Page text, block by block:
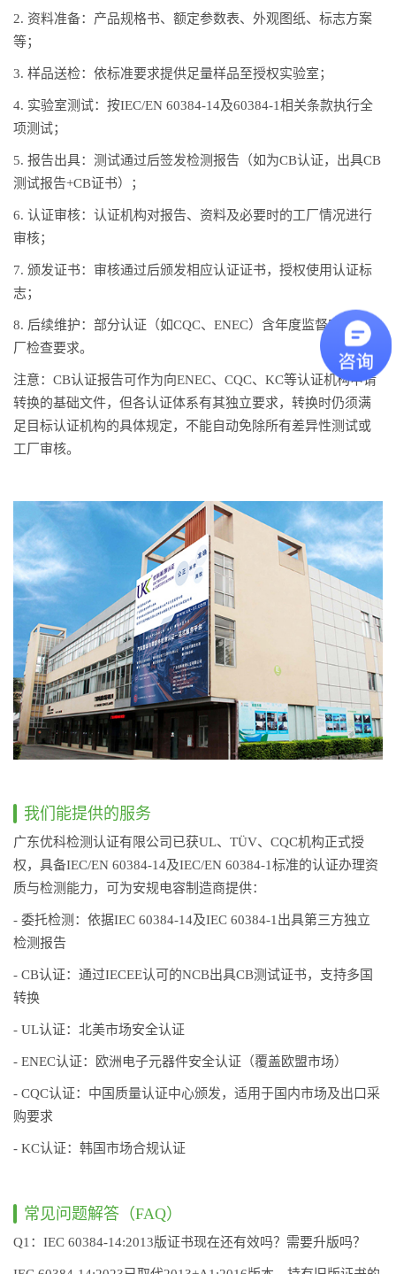
2. 资料准备：产品规格书、额定参数表、外观图纸、标志方案
等；
3. 样品送检：依标准要求提供足量样品至授权实验室；
4. 实验室测试：按IEC/EN 60384-14及60384-1相关条款执行全
项测试；
5. 报告出具：测试通过后签发检测报告（如为CB认证，出具CB
测试报告+CB证书）；
6. 认证审核：认证机构对报告、资料及必要时的工厂情况进行
审核；
7. 颁发证书：审核通过后颁发相应认证证书，授权使用认证标
志；
8. 后续维护：部分认证（如CQC、ENEC）含年度监督审查或工
厂检查要求。
注意：CB认证报告可作为向ENEC、CQC、KC等认证机构申请
转换的基础文件，但各认证体系有其独立要求，转换时仍须满
足目标认证机构的具体规定，不能自动免除所有差异性测试或
工厂审核。
我们能提供的服务
广东优科检测认证有限公司已获UL、TÜV、CQC机构正式授
权，具备IEC/EN 60384-14及IEC/EN 60384-1标准的认证办理资
质与检测能力，可为安规电容制造商提供：
- 委托检测：依据IEC 60384-14及IEC 60384-1出具第三方独立
检测报告
- CB认证：通过IECEE认可的NCB出具CB测试证书，支持多国
转换
- UL认证：北美市场安全认证
- ENEC认证：欧洲电子元器件安全认证（覆盖欧盟市场）
- CQC认证：中国质量认证中心颁发，适用于国内市场及出口采
购要求
- KC认证：韩国市场合规认证
常见问题解答（FAQ）
Q1：IEC 60384-14:2013版证书现在还有效吗？需要升版吗？